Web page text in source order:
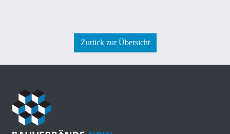
Zurück zur Übersicht